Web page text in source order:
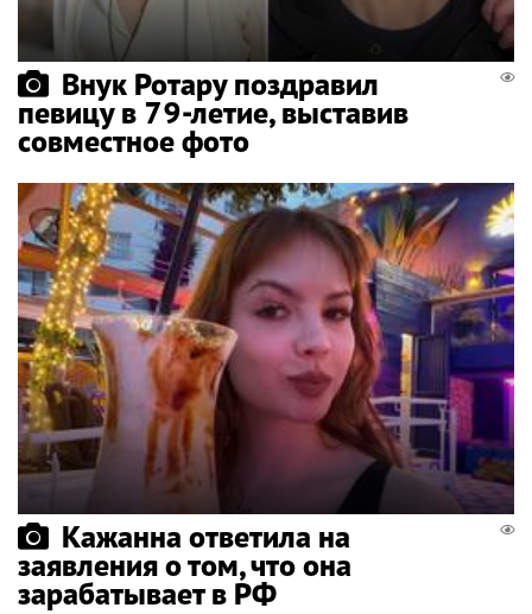
Внук Ротару поздравил
певицу в 79-летие, выставив
совместное фото
Кажанна ответила на
заявления о том, что она
зарабатывает в РФ